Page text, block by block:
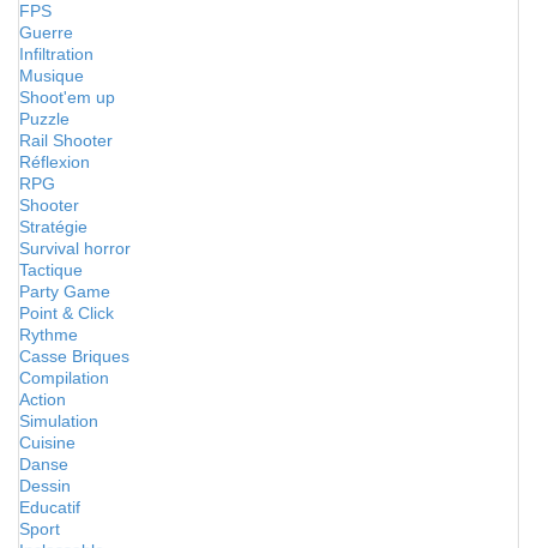
FPS
Guerre
Infiltration
Musique
Shoot'em up
Puzzle
Rail Shooter
Réflexion
RPG
Shooter
Stratégie
Survival horror
Tactique
Party Game
Point & Click
Rythme
Casse Briques
Compilation
Action
Simulation
Cuisine
Danse
Dessin
Educatif
Sport